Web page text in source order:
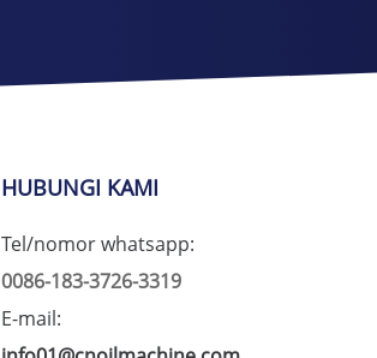
HUBUNGI KAMI
Tel/nomor whatsapp:
0086-183-3726-3319
E-mail: